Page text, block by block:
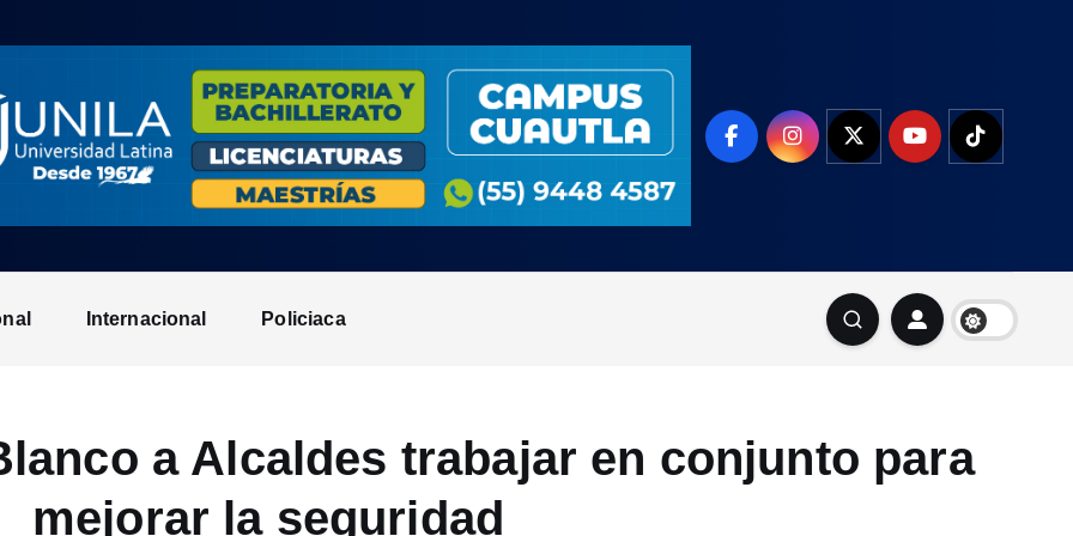
Internacional Policiaca
a Alcaldes trabajar en conjunto para
mejorar la seguridad